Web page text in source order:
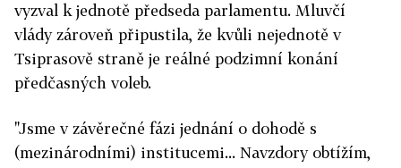
vyzval k jednotě předseda parlamentu. Mluvčí
vlády zároveň připustila, že kvůli nejednotě v
Tsiprasově straně je reálné podzimní konání
předčasných voleb.
"Jsme v závěrečné fázi jednání o dohodě s
(mezinárodními) institucemi... Navzdory obtížím,